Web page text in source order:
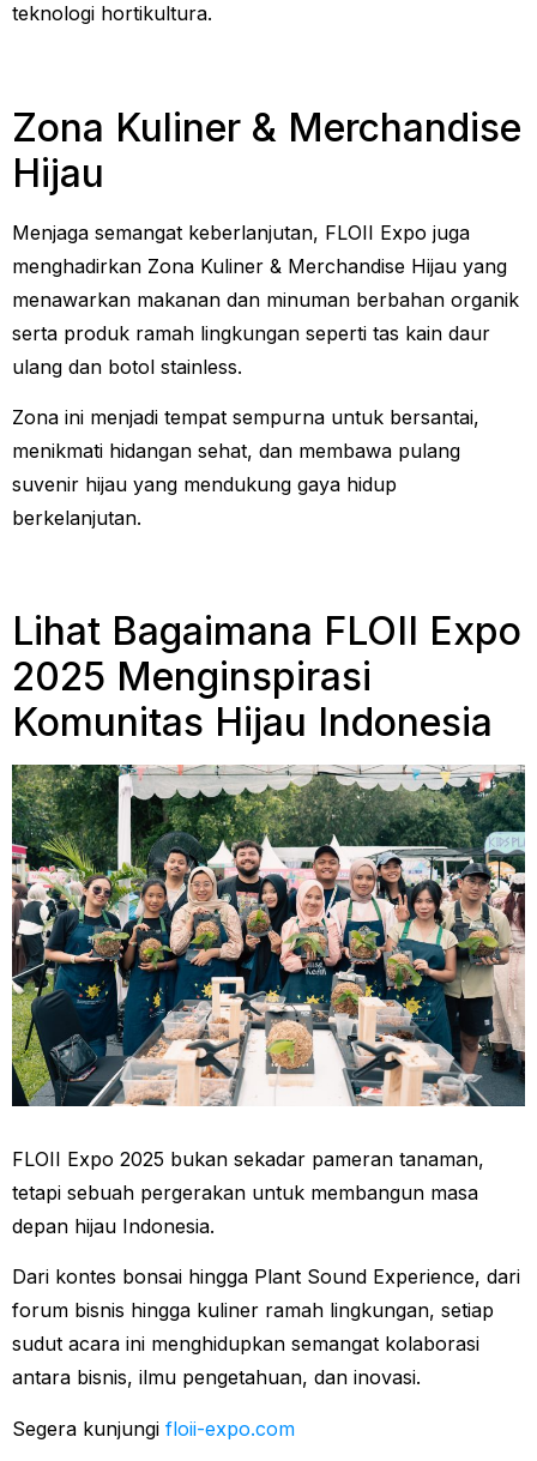
teknologi hortikultura.
Zona Kuliner & Merchandise
Hijau
Menjaga semangat keberlanjutan, FLOII Expo juga
menghadirkan Zona Kuliner & Merchandise Hijau yang
menawarkan makanan dan minuman berbahan organik
serta produk ramah lingkungan seperti tas kain daur
ulang dan botol stainless.
Zona ini menjadi tempat sempurna untuk bersantai,
menikmati hidangan sehat, dan membawa pulang
suvenir hijau yang mendukung gaya hidup
berkelanjutan.
Lihat Bagaimana FLOII Expo
2025 Menginspirasi
Komunitas Hijau Indonesia
FLOII Expo 2025 bukan sekadar pameran tanaman,
tetapi sebuah pergerakan untuk membangun masa
depan hijau Indonesia.
Dari kontes bonsai hingga Plant Sound Experience, dari
forum bisnis hingga kuliner ramah lingkungan, setiap
sudut acara ini menghidupkan semangat kolaborasi
antara bisnis, ilmu pengetahuan, dan inovasi.
Segera kunjungi floii-expo.com